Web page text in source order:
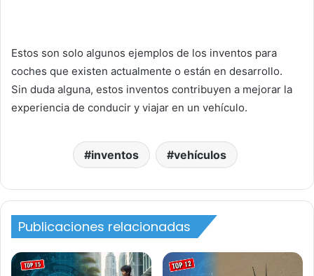
Estos son solo algunos ejemplos de los inventos para
coches que existen actualmente o están en desarrollo.
Sin duda alguna, estos inventos contribuyen a mejorar la
experiencia de conducir y viajar en un vehículo.
inventos vehículos
Publicaciones relacionadas